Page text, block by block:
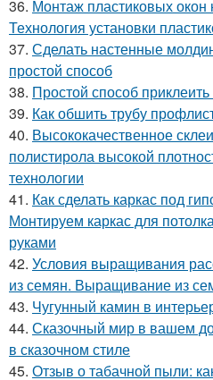
36. Монтаж пластиковых
Технология установки
37. Сделать настенные
простой способ
38. Простой способ
39. Как обшить трубу
40. Высококачественное
полистирола высокой
технологии
41. Как сделать каркас под
Монтируем каркас для
руками
42. Условия выращивания
из семян. Выращивание из
43. Чугунный камин в
44. Сказочный мир в вашем
в сказочном стиле
45. Отзыв о табачной пыли: